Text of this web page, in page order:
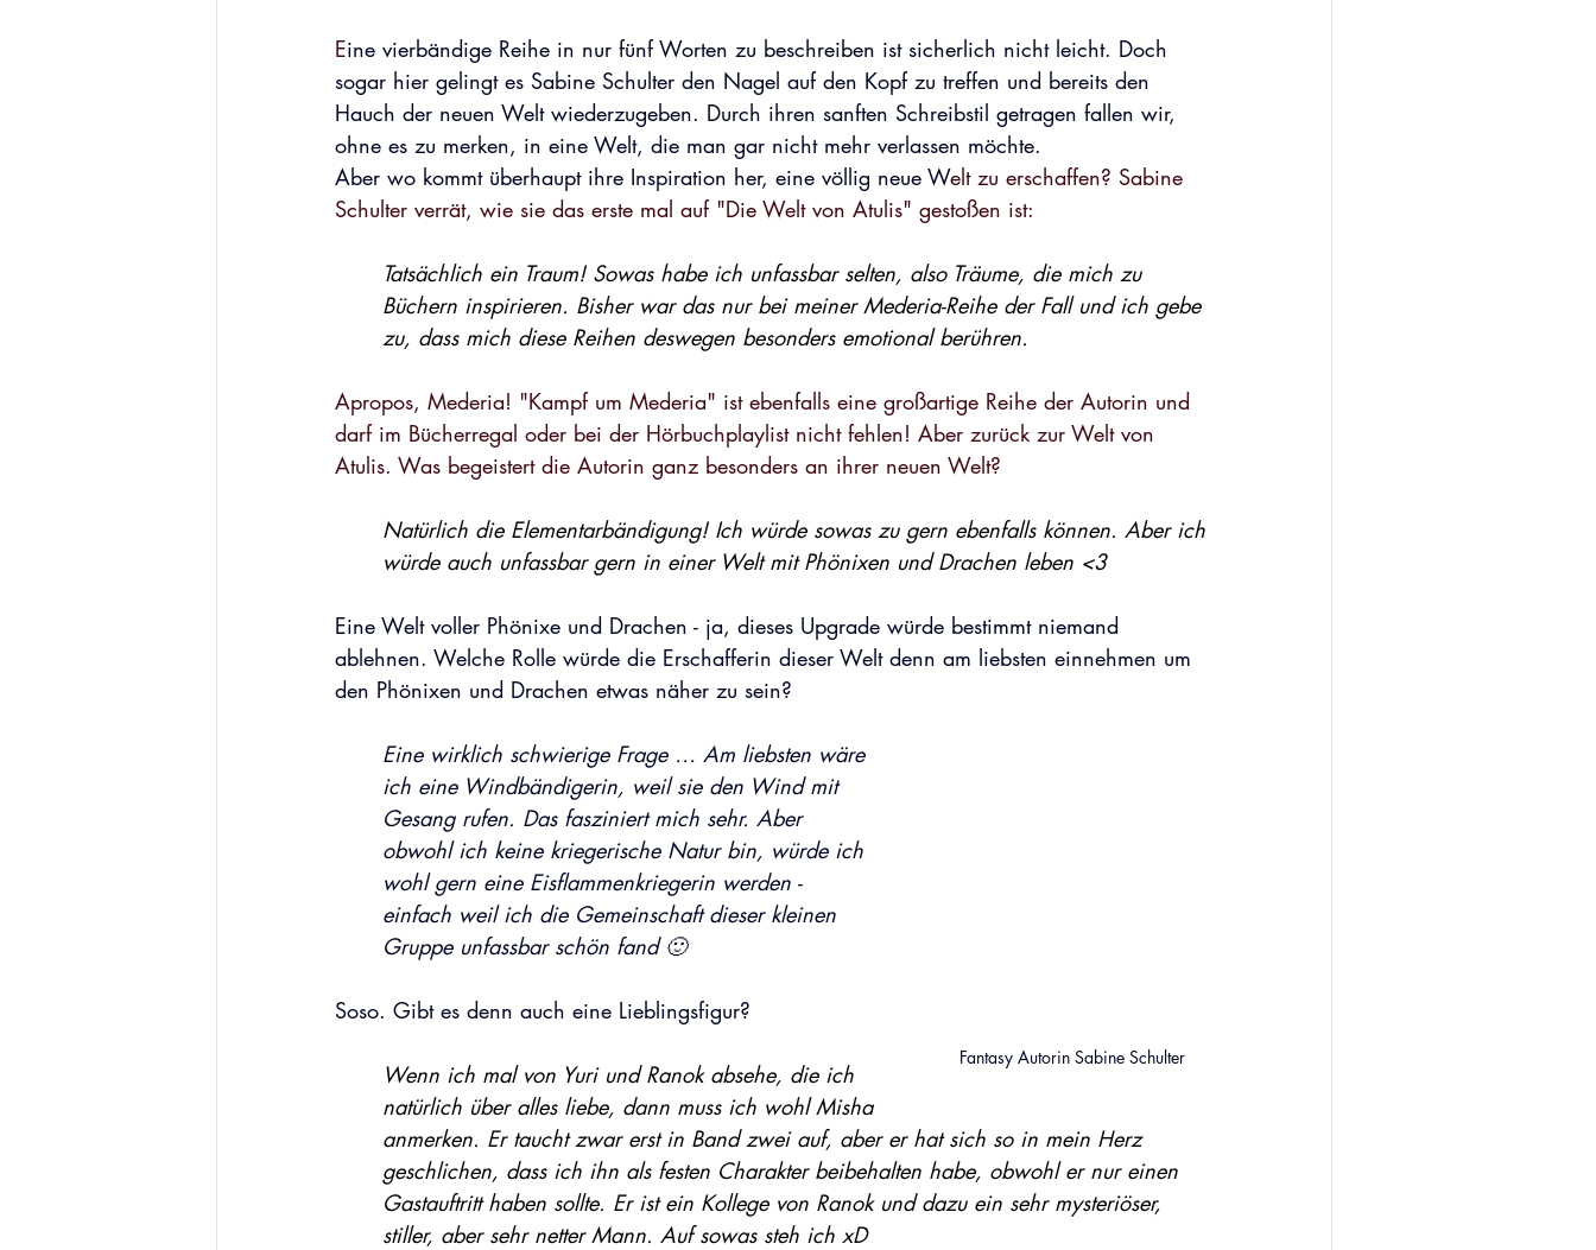
Eine vierbändige Reihe in nur fünf Worten zu beschreiben ist sicherlich nicht leicht. Doch
sogar hier gelingt es Sabine Schulter den Nagel auf den Kopf zu treffen und bereits den
Hauch der neuen Welt wiederzugeben. Durch ihren sanften Schreibstil getragen fallen wir,
ohne es zu merken, in eine Welt, die man gar nicht mehr verlassen möchte.
Aber wo kommt überhaupt ihre Inspiration her, eine völlig neue Welt zu erschaffen? Sabine
Schulter verrät, wie sie das erste mal auf "Die Welt von Atulis" gestoßen ist:
Tatsächlich ein Traum! Sowas habe ich unfassbar selten, also Träume, die mich zu
Büchern inspirieren. Bisher war das nur bei meiner Mederia-Reihe der Fall und ich gebe
zu, dass mich diese Reihen deswegen besonders emotional berühren.
Apropos, Mederia! "Kampf um Mederia" ist ebenfalls eine großartige Reihe der Autorin und
darf im Bücherregal oder bei der Hörbuchplaylist nicht fehlen! Aber zurück zur Welt von
Atulis. Was begeistert die Autorin ganz besonders an ihrer neuen Welt?
Natürlich die Elementarbändigung! Ich würde sowas zu gern ebenfalls können. Aber ich
würde auch unfassbar gern in einer Welt mit Phönixen und Drachen leben <3
Eine Welt voller Phönixe und Drachen - ja, dieses Upgrade würde bestimmt niemand
ablehnen. Welche Rolle würde die Erschafferin dieser Welt denn am liebsten einnehmen um
den Phönixen und Drachen etwas näher zu sein?
Fantasy Autorin Sabine Schulter
Eine wirklich schwierige Frage … Am liebsten wäre
ich eine Windbändigerin, weil sie den Wind mit
Gesang rufen. Das fasziniert mich sehr. Aber
obwohl ich keine kriegerische Natur bin, würde ich
wohl gern eine Eisflammenkriegerin werden -
einfach weil ich die Gemeinschaft dieser kleinen
Gruppe unfassbar schön fand 🙂
Soso. Gibt es denn auch eine Lieblingsfigur?
Wenn ich mal von Yuri und Ranok absehe, die ich
natürlich über alles liebe, dann muss ich wohl Misha
anmerken. Er taucht zwar erst in Band zwei auf, aber er hat sich so in mein Herz
geschlichen, dass ich ihn als festen Charakter beibehalten habe, obwohl er nur einen
Gastauftritt haben sollte. Er ist ein Kollege von Ranok und dazu ein sehr mysteriöser,
stiller, aber sehr netter Mann. Auf sowas steh ich xD